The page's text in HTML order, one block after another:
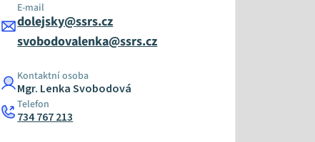
E-mail
dolejsky@ssrs.cz
svobodovalenka@ssrs.cz
Kontaktní osoba
Mgr. Lenka Svobodová
Telefon
734 767 213